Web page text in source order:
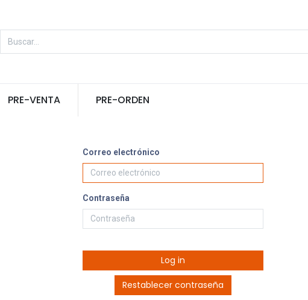
PRE-VENTA PRE-ORDEN
Correo electrónico
Contraseña
Log in
Restablecer contraseña